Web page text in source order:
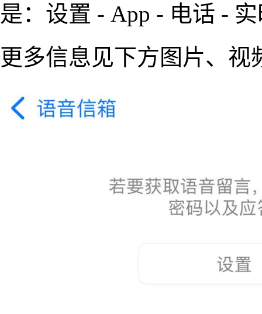
是：设置 - App - 电话 -
更多信息见下方图片、视